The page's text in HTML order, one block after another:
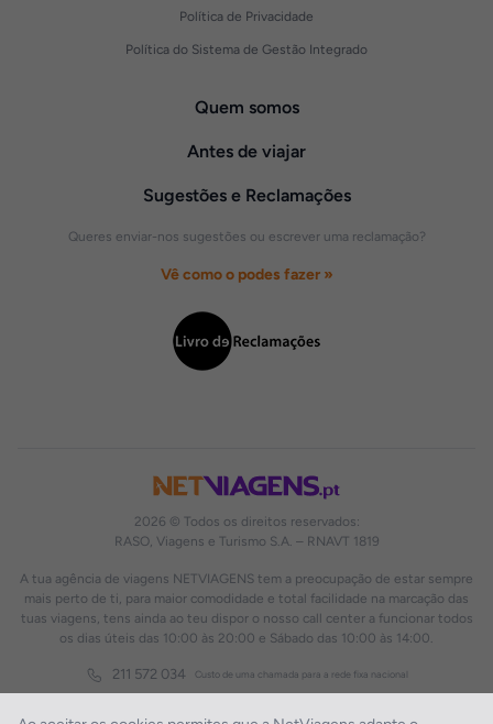
2026 © Todos os direitos reservados:
RASO, Viagens e Turismo S.A. – RNAVT 1819
A tua agência de viagens NETVIAGENS tem a preocupação de estar sempre
mais perto de ti, para maior comodidade e total facilidade na marcação das
tuas viagens, tens ainda ao teu dispor o nosso call center a funcionar todos
os dias úteis das 10:00 às 20:00 e Sábado das 10:00 às 14:00.
211 572 034 Custo de uma chamada para a rede fixa nacional
Política de Privacidade
Política do Sistema de Gestão Integrado
Quem somos
Antes de viajar
Sugestões e Reclamações
Queres enviar-nos sugestões ou escrever uma reclamação?
Vê como o podes fazer »